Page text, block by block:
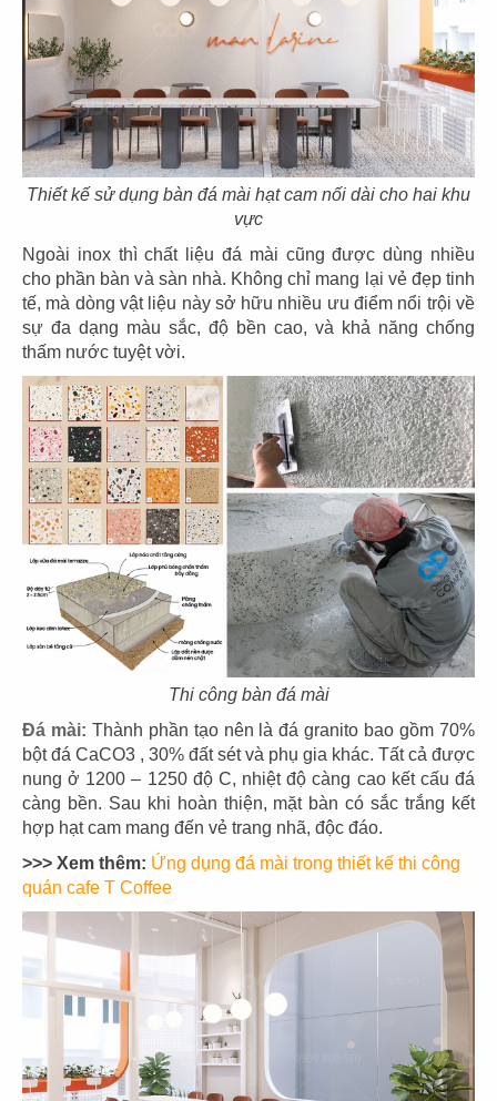
Thiết kế sử dụng bàn đá mài hạt cam nối dài cho hai khu
vực
Ngoài inox thì chất liệu đá mài cũng được dùng nhiều
cho phần bàn và sàn nhà. Không chỉ mang lại vẻ đẹp tinh
tế, mà dòng vật liệu này sở hữu nhiều ưu điểm nổi trội về
sự đa dạng màu sắc, độ bền cao, và khả năng chống
thấm nước tuyệt vời.
Thi công bàn đá mài
Đá mài: Thành phần tạo nên là đá granito bao gồm 70%
bột đá CaCO3 , 30% đất sét và phụ gia khác. Tất cả được
nung ở 1200 – 1250 độ C, nhiệt độ càng cao kết cấu đá
càng bền. Sau khi hoàn thiện, mặt bàn có sắc trắng kết
hợp hạt cam mang đến vẻ trang nhã, độc đáo.
>>> Xem thêm: Ứng dụng đá mài trong thiết kế thi công
quán cafe T Coffee
61
ASANOHA
CN Vincom Đồng Khởi, Quận 1
62
THE STREET
CN Nguyễn Thái Học
63
THE STREET
CN Sương Nguyệt Ánh
THE STREET
CN Phan Đăng Lưu
65
THE STREET
CN Mạc Đĩnh Chi - Quận 1
66
THE STREET
CN Cách mạng tháng 8 - Q.3
67
THE STREET
CN Lê Văn Sỹ - Quận 3
68
THE STREET
CN Nguyễn Thái Bình - Q.1
Pasteur Q.3
70
CN Nguyễn Thị Minh Khai -Q.3